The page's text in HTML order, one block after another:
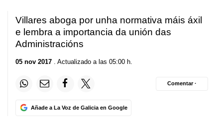
Villares aboga por unha normativa máis áxil
e lembra a importancia da unión das
Administracións
05 nov 2017 . Actualizado a las 05:00 h.
Añade a La Voz de Galicia en Google
Comentar ·